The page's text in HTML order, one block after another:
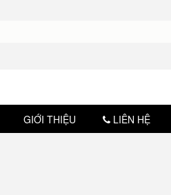
GIỚI THIỆU LIÊN HỆ